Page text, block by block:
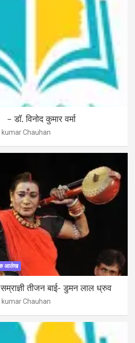
डॉ. विनोद कुमार वर्मा
kumar Chauhan
आलेख
तीजन बाई- डुमन लाल ध्रुव
kumar Chauhan